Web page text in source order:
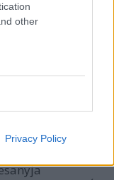
other
Privacy Policy
így vallott a